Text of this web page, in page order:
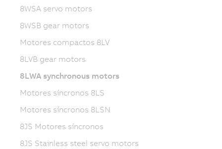
8WSA servo motors
8WSB gear motors
Motores compactos 8LV
8LVB gear motors
8LWA synchronous motors
Motores síncronos 8LS
Motores síncronos 8LSN
8JS Motores síncronos
8JS Stainless steel servo motors